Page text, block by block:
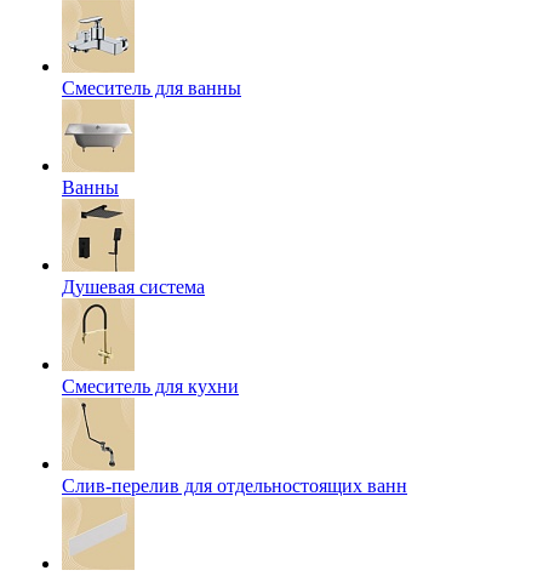
Смеситель для ванны
Ванны
Душевая система
Смеситель для кухни
Слив-перелив для отдельностоящих ванн